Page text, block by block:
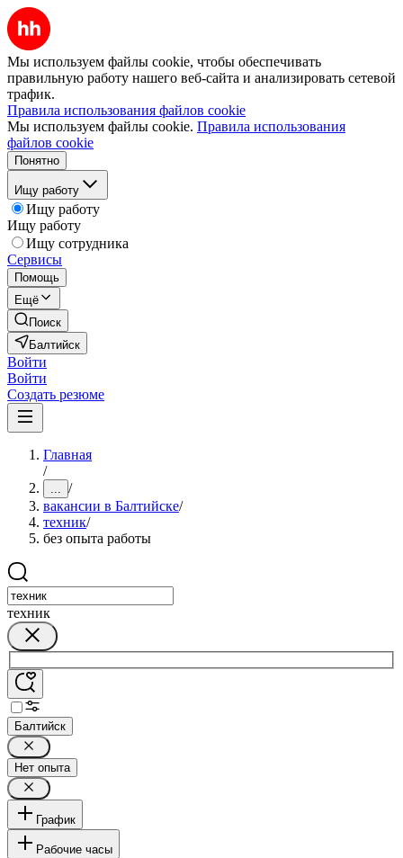
Мы используем файлы cookie, чтобы обеспечивать
правильную работу нашего веб-сайта и анализировать сетевой
трафик.
Правила использования файлов cookie
Мы используем файлы cookie. Правила использования
файлов cookie
Понятно
Ищу работу
Ищу работу
Ищу работу
Ищу сотрудника
Сервисы
Помощь
Ещё
Поиск
Балтийск
Войти
Войти
Создать резюме
Главная
/
... /
вакансии в Балтийске/
техник/
без опыта работы
техник
Балтийск
Нет опыта
График
Рабочие часы